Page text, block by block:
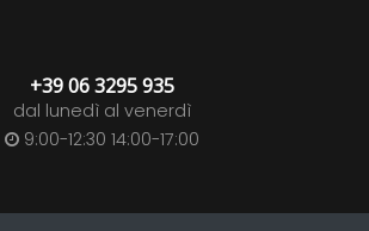
+39 06 3295 935
dal lunedì al venerdì
9:00-12:30 14:00-17:00